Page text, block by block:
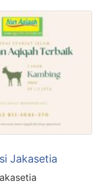
Jakasetia